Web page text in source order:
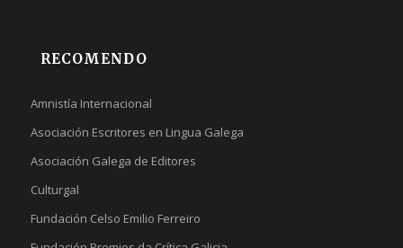
RECOMENDO
Amnistía Internacional
Asociación Escritores en Lingua Galega
Asociación Galega de Editores
Culturgal
Fundación Celso Emilio Ferreiro